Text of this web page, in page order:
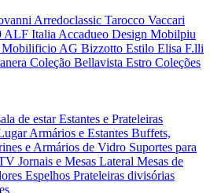
Arredoclassic Tarocco Vaccari
ALF Italia Accadueo Design Mobilpiu
Mobilificio AG Bizzotto Estilo Elisa F.lli
Coleção Bellavista Estro Coleções
de estarEstantes e Prateleiras
Armários e Estantes Buffets,
e Armários de Vidro Suportes para
Jornais e Mesas Lateral Mesas de
Espelhos Prateleiras divisórias